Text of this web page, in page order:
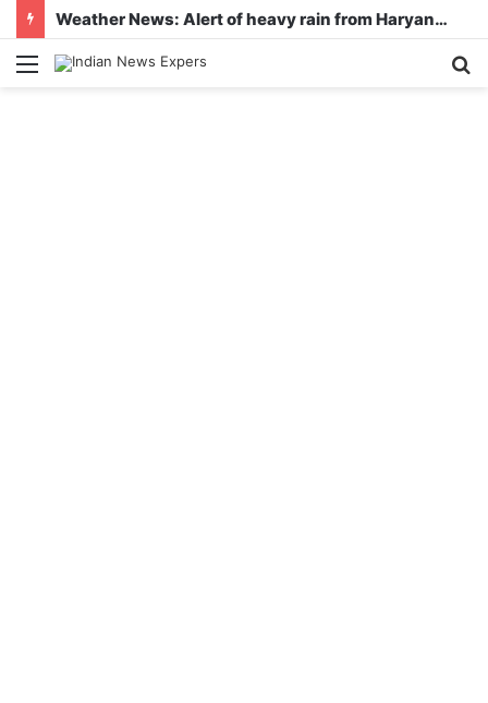
Weather News: Alert of heavy rain from Haryana-Gujarat to Odisha, monsoon is active in many states
Menu